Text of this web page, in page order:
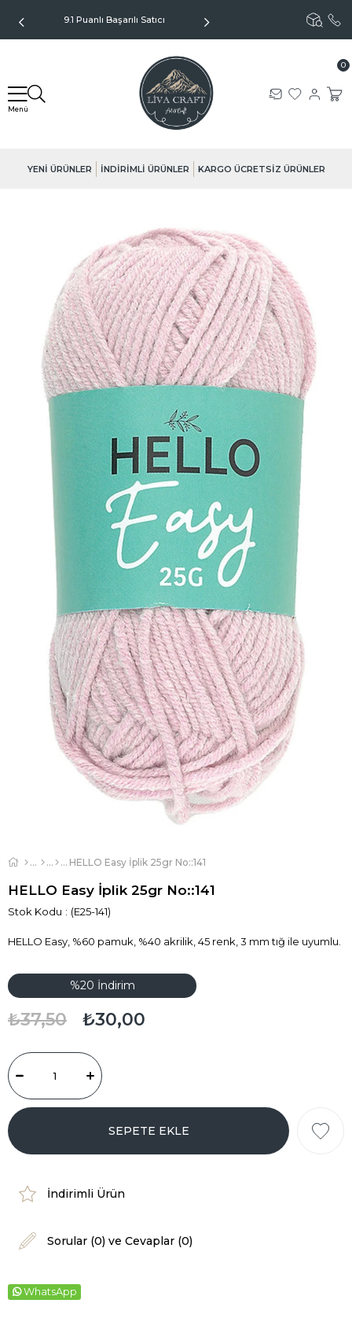
9.1 Puanlı Başarılı Satıcı Kargo Sadece 99TL - Kapıda
0
YENİ ÜRÜNLER İNDİRİMLİ ÜRÜNLER KARGO ÜCRETSİZ ÜRÜNLER
HELLO Easy İplik 25gr No::141
HELLO Easy İplik 25gr No::141
Stok Kodu (E25-141)
HELLO Easy, %60 pamuk, %40 akrilik, 45 renk, 3 mm tığ ile uyumlu.
%20 İndirim
₺37,50 ₺30,00
İndirimli Ürün
Sorular (0) ve Cevaplar (0)
WhatsApp